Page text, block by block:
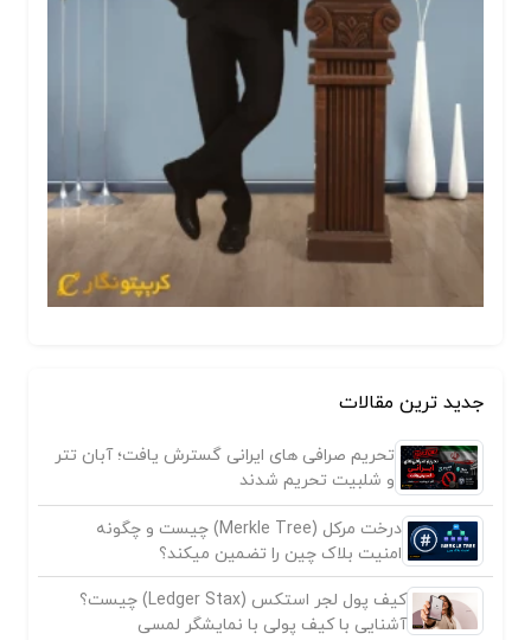
جدید ترین مقالات
تحریم صرافی های ایرانی گسترش یافت؛ آبان تتر
و شلبیت تحریم شدند
درخت مرکل (Merkle Tree) چیست و چگونه
امنیت بلاک چین را تضمین میکند؟
کیف پول لجر استکس (Ledger Stax) چیست؟
آشنایی با کیف پولی با نمایشگر لمسی